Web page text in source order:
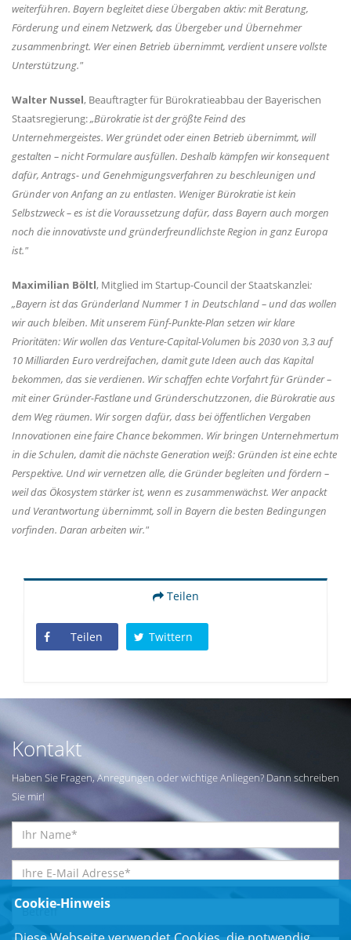
weiterführen. Bayern begleitet diese Übergaben aktiv: mit Beratung,
Förderung und einem Netzwerk, das Übergeber und Übernehmer
zusammenbringt. Wer einen Betrieb übernimmt, verdient unsere vollste
Unterstützung."
Walter Nussel, Beauftragter für Bürokratieabbau der Bayerischen
Staatsregierung:Bürokratie ist der größte Feind des
Unternehmergeistes. Wer gründet oder einen Betrieb übernimmt, will
gestalten – nicht Formulare ausfüllen. Deshalb kämpfen wir konsequent
dafür, Antrags- und Genehmigungsverfahren zu beschleunigen und
Gründer von Anfang an zu entlasten. Weniger Bürokratie ist kein
Selbstzweck – es ist die Voraussetzung dafür, dass Bayern auch morgen
noch die innovativste und gründerfreundlichste Region in ganz Europa
ist."
Maximilian Böltl, Mitglied im Startup-Council der Staatskanzlei:
Bayern ist das Gründerland Nummer 1 in Deutschland – und das wollen
wir auch bleiben. Mit unserem Fünf-Punkte-Plan setzen wir klare
Prioritäten: Wir wollen das Venture-Capital-Volumen bis 2030 von 3,3 auf
10 Milliarden Euro verdreifachen, damit gute Ideen auch das Kapital
bekommen, das sie verdienen. Wir schaffen echte Vorfahrt für Gründer –
mit einer Gründer-Fastlane und Gründerschutzzonen, die Bürokratie aus
dem Weg räumen. Wir sorgen dafür, dass bei öffentlichen Vergaben
Innovationen eine faire Chance bekommen. Wir bringen Unternehmertum
in die Schulen, damit die nächste Generation weiß: Gründen ist eine echte
Perspektive. Und wir vernetzen alle, die Gründer begleiten und fördern –
weil das Ökosystem stärker ist, wenn es zusammenwächst. Wer anpackt
und Verantwortung übernimmt, soll in Bayern die besten Bedingungen
vorfinden. Daran arbeiten wir."
Teilen
Teilen Twittern
Kontakt
Haben Sie Fragen, Anregungen oder wichtige Anliegen? Dann schreiben
Sie mir!
Cookie-Hinweis